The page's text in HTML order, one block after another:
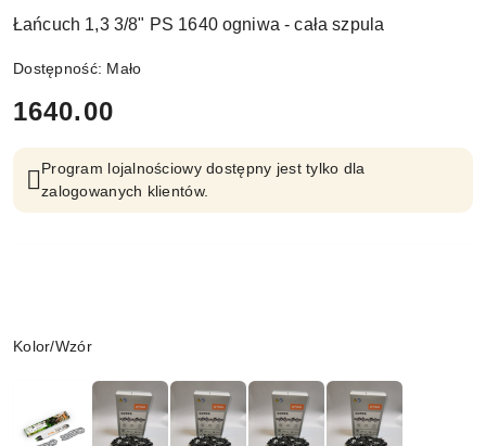
Łańcuch 1,3 3/8" PS 1640 ogniwa - cała szpula
Dostępność: Mało
cena:
1640.00
Program lojalnościowy dostępny jest tylko dla
zalogowanych klientów.
Wariant
Kolor/Wzór